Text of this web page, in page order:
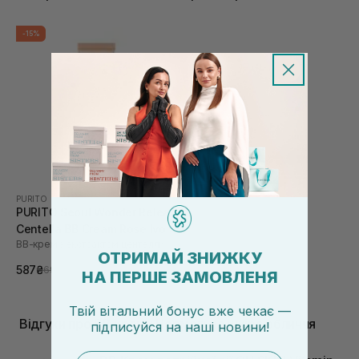
-15%
PURITO
PURITO Seoul Wonder Releaf
Centella BB Cream Rose Ivory
№15 30 мл
ВВ-крем з екстрактом центелли
587₴690₴
Відгуки про BB креми Нормальна шкіра обличчя
ОТРИМАЙ ЗНИЖКУ
НА ПЕРШЕ ЗАМОВЛЕНЯ
Твій вітальний бонус вже чекає —
підписуйся на наші новини!